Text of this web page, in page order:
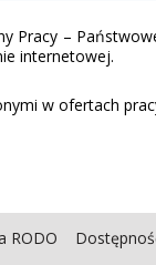
Pracy –
internetowej.
w ofertach
RODO